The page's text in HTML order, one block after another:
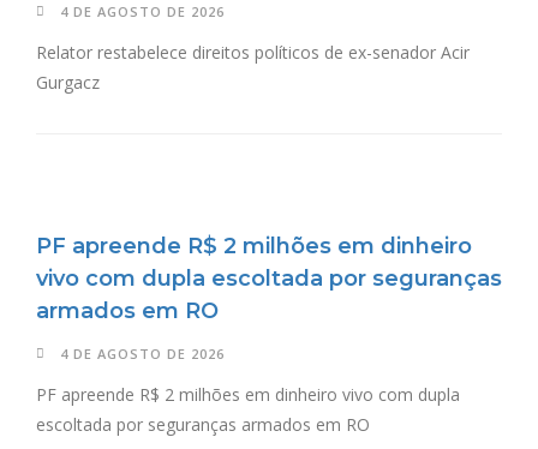
4 DE AGOSTO DE 2026
Relator restabelece direitos políticos de ex-senador Acir
Gurgacz
PF apreende R$ 2 milhões em dinheiro
vivo com dupla escoltada por seguranças
armados em RO
4 DE AGOSTO DE 2026
PF apreende R$ 2 milhões em dinheiro vivo com dupla
escoltada por seguranças armados em RO